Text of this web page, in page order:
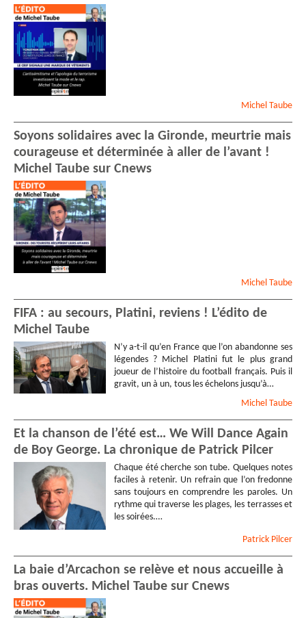
Michel Taube
Soyons solidaires avec la Gironde, meurtrie mais
courageuse et déterminée à aller de l’avant !
Michel Taube sur Cnews
Michel Taube
FIFA : au secours, Platini, reviens ! L’édito de
Michel Taube
N’y a-t-il qu’en France que l’on abandonne ses
légendes ? Michel Platini fut le plus grand
joueur de l’histoire du football français. Puis il
gravit, un à un, tous les échelons jusqu’à…
Michel Taube
Et la chanson de l’été est… We Will Dance Again
de Boy George. La chronique de Patrick Pilcer
Chaque été cherche son tube. Quelques notes
faciles à retenir. Un refrain que l’on fredonne
sans toujours en comprendre les paroles. Un
rythme qui traverse les plages, les terrasses et
les soirées.…
Patrick Pilcer
La baie d’Arcachon se relève et nous accueille à
bras ouverts. Michel Taube sur Cnews